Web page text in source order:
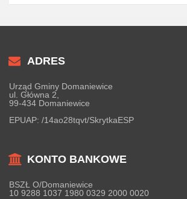
ADRES
Urząd Gminy Domaniewice
ul. Główna 2,
99-434 Domaniewice
EPUAP: /14ao28tqvt/SkrytkaESP
KONTO BANKOWE
BSZŁ O/Domaniewice
10 9288 1037 1980 0329 2000 0020